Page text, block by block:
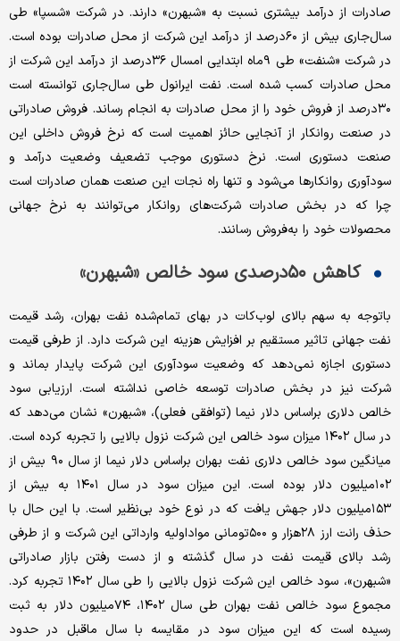
صادرات از درآمد بیشتری نسبت به «شبهرن» دارند. در شرکت «شسپا» طی
سال‌جاری بیش از ۶۰درصد از درآمد این شرکت از محل صادرات بوده است.
در شرکت «شنفت» طی ۹ماه ابتدایی امسال ۳۶درصد از درآمد این شرکت از
محل صادرات کسب شده است. نفت ایرانول طی سال‌جاری توانسته است
۳۰درصد از فروش خود را از محل صادرات به انجام رساند. فروش صادراتی
در صنعت روانکار از آنجایی حائز اهمیت است که نرخ فروش داخلی این
صنعت دستوری است. نرخ دستوری موجب تضعیف وضعیت درآمد و
سودآوری روانکارها می‌شود و تنها راه نجات این صنعت همان صادرات است
چرا که در بخش صادرات شرکت‌های روانکار می‌توانند به نرخ جهانی
محصولات خود را به‌‌‌فروش رسانند.
کاهش ۵۰درصدی سود خالص «شبهرن»
باتوجه به سهم بالای لوب‌کات در بهای تمام‌شده نفت بهران، رشد قیمت
نفت جهانی تاثیر مستقیم بر افزایش هزینه این شرکت دارد. از طرفی قیمت
دستوری اجازه نمی‌‌‌دهد که وضعیت سودآوری این شرکت پایدار بماند و
شرکت نیز در بخش صادرات توسعه خاصی نداشته است. ارزیابی سود
خالص دلاری براساس دلار نیما (توافقی فعلی)، «شبهرن» نشان می‌‌‌دهد که
در سال ۱۴۰۲ میزان سود خالص این شرکت نزول بالایی را تجربه کرده است.
میانگین سود خالص دلاری نفت بهران براساس دلار نیما از سال ۹۰ بیش از
۱۰۲میلیون دلار بوده است. این میزان سود در سال ۱۴۰۱ به بیش از
۱۵۳میلیون دلار جهش یافت که در نوع خود بی‌نظیر است. با این حال با
حذف رانت ارز ۲۸هزار و ۵۰۰تومانی مواداولیه وارداتی این شرکت و از طرفی
رشد بالای قیمت نفت در سال گذشته و از دست رفتن بازار صادراتی
«شبهرن»، سود خالص این شرکت نزول بالایی را طی سال ۱۴۰۲ تجربه کرد.
مجموع سود خالص نفت بهران طی سال ۱۴۰۲، ۷۴میلیون دلار به ثبت
رسیده است که این میزان سود در مقایسه با سال ماقبل در حدود